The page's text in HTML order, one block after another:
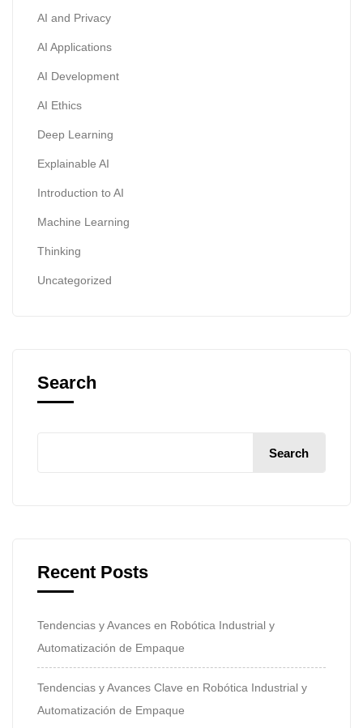
AI and Privacy
AI Applications
AI Development
AI Ethics
Deep Learning
Explainable AI
Introduction to AI
Machine Learning
Thinking
Uncategorized
Search
Search
Recent Posts
Tendencias y Avances en Robótica Industrial y
Automatización de Empaque
Tendencias y Avances Clave en Robótica Industrial y
Automatización de Empaque